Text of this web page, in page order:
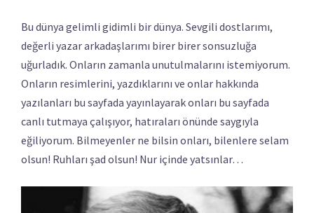
Bu dünya gelimli gidimli bir dünya. Sevgili dostlarımı,
değerli yazar arkadaşlarımı birer birer sonsuzluğa
uğurladık. Onların zamanla unutulmalarını istemiyorum.
Onların resimlerini, yazdıklarını ve onlar hakkında
yazılanları bu sayfada yayınlayarak onları bu sayfada
canlı tutmaya çalışıyor, hatıraları önünde saygıyla
eğiliyorum. Bilmeyenler ne bilsin onları, bilenlere selam
olsun! Ruhları şad olsun! Nur içinde yatsınlar…